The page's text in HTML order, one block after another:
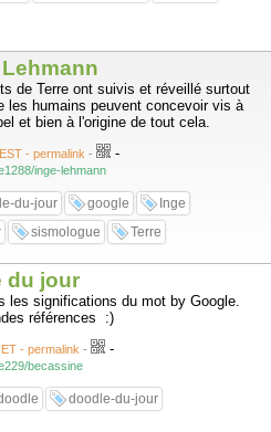
de Terre ont suivis et réveillé surtout
les humains peuvent concevoir vis à
et bien à l'origine de tout cela.
- permalink - -
inge-lehmann
du-jour google
Inge
sismologue Terre
du jour
les significations du mot by Google.
références :)
- permalink - -
becassine
doodle-du-jour